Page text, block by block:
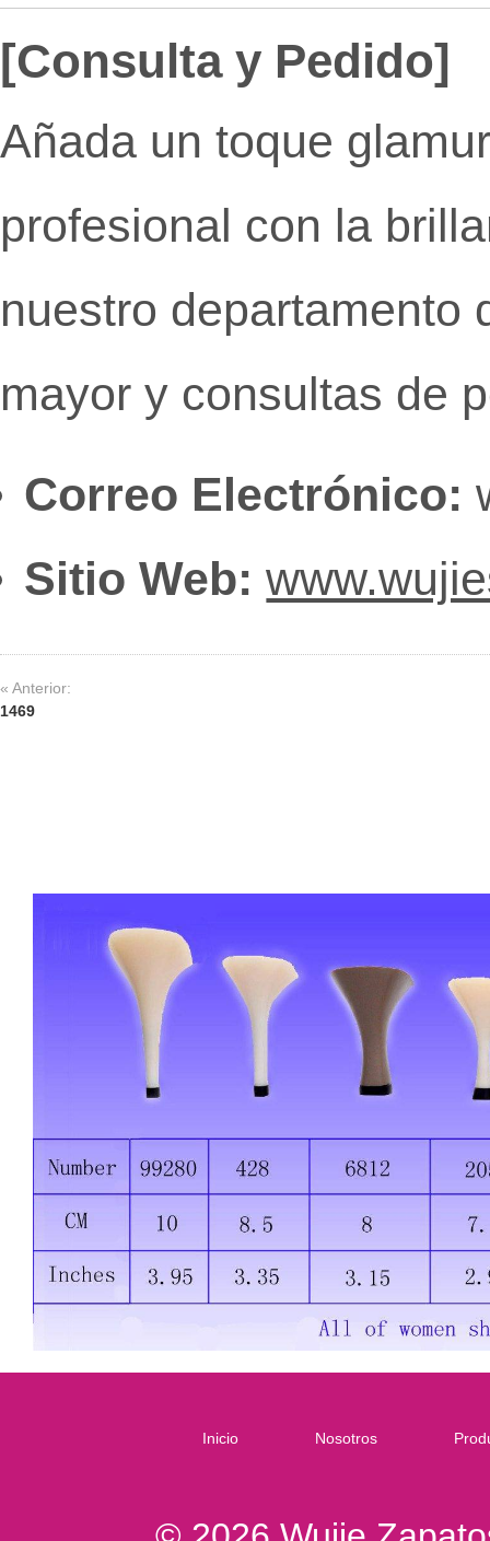
[Consulta y Pedido]
Añada un toque
profesional con la
nuestro departamento
mayor y consultas de
Correo Electrónico:
Sitio Web:
« Anterior:
1469
Inicio Nosotros